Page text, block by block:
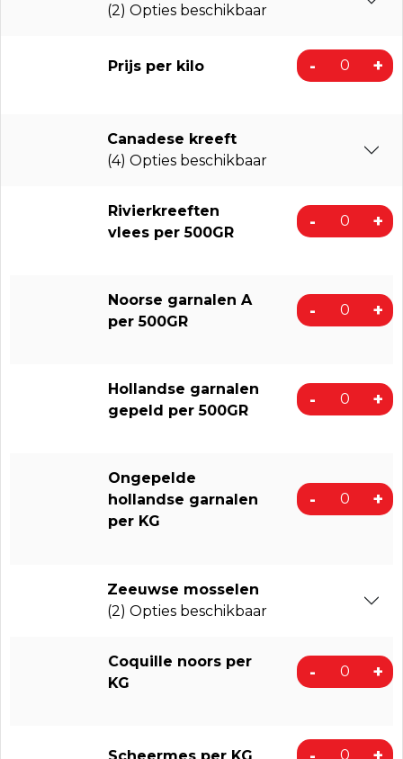
(2) Opties beschikbaar
Prijs per kilo - +
Canadese kreeft
(4) Opties beschikbaar
Rivierkreeften
vlees per 500GR
- +
Noorse garnalen A
per 500GR
- +
Hollandse garnalen
gepeld per 500GR
- +
Ongepelde
hollandse garnalen
per KG
- +
Zeeuwse mosselen
(2) Opties beschikbaar
Coquille noors per
KG
- +